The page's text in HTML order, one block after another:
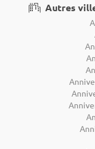
Autres